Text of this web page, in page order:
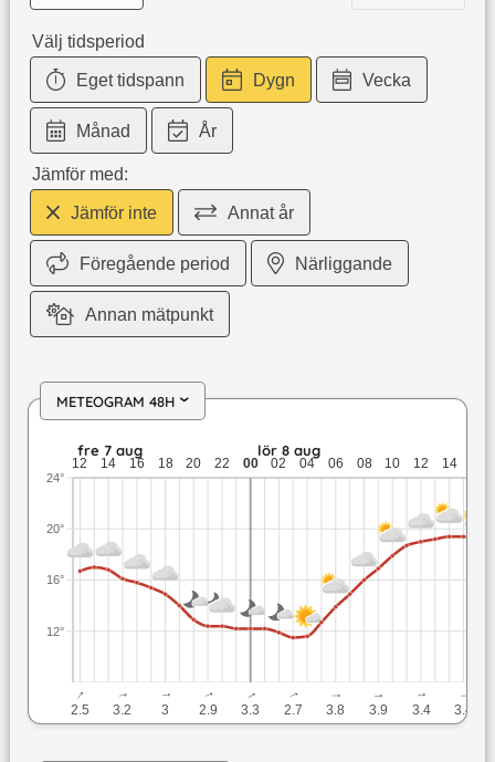
Välj tidsperiod
Eget tidspann Dygn Vecka
Månad År
Jämför med:
Jämför inte Annat år
Föregående period Närliggande
Annan mätpunkt
METEOGRAM 48H ›
fre 7 aug: 17 till 12,2 grader: ingen nederbörd: upp till 3,3
fre 7 aug lör 8 aug
12 14 16 18 20 22 00 02 04 06 08 10 12 14
12°
16°
20°
24°
↓
2.5
↓
3.2
↓
3
↓
2.9
↓
3.3
↓
2.7
↓
3.8
↓
3.9
↓
3.4
↓
3.4